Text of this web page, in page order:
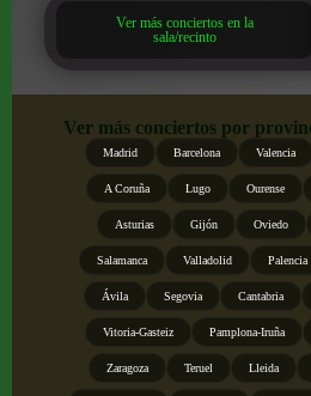
Ver más conciertos en la
sala/recinto
Ver más conciertos por
Madrid Barcelona Valencia
A Coruña Lugo Ourense
Asturias Gijón Oviedo
Salamanca Valladolid Palencia
Ávila Segovia Cantabria
Vitoria-Gasteiz Pamplona-Iruña
Zaragoza Teruel Lleida